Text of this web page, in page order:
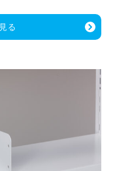
る